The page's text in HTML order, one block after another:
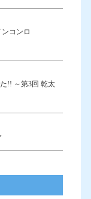
コンロ
!! ～第3回 乾太